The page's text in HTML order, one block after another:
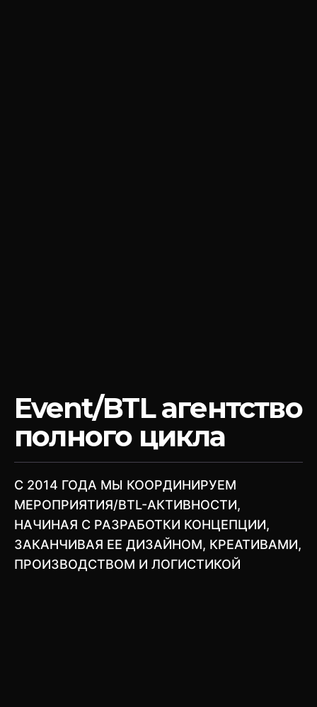
Event/BTL агентство
полного цикла
C 2014 ГОДА МЫ КООРДИНИРУЕМ
МЕРОПРИЯТИЯ/BTL-АКТИВНОСТИ,
НАЧИНАЯ С РАЗРАБОТКИ КОНЦЕПЦИИ,
ЗАКАНЧИВАЯ ЕЕ ДИЗАЙНОМ, КРЕАТИВАМИ,
ПРОИЗВОДСТВОМ И ЛОГИСТИКОЙ